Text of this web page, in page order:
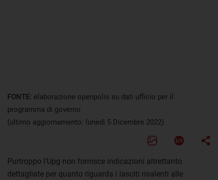
FONTE: elaborazione openpolis su dati ufficio per il
programma di governo
(ultimo aggiornamento: lunedì 5 Dicembre 2022)
Purtroppo l’Upg non fornisce indicazioni altrettanto
dettagliate per quanto riguarda i lasciti risalenti alle